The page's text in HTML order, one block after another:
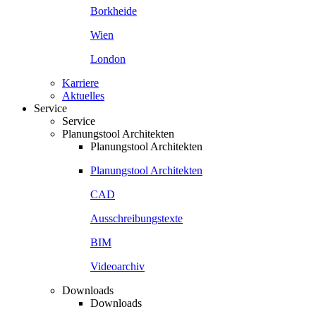
Borkheide
Wien
London
Karriere
Aktuelles
Service
Service
Planungstool Architekten
Planungstool Architekten
Planungstool Architekten
CAD
Ausschreibungstexte
BIM
Videoarchiv
Downloads
Downloads